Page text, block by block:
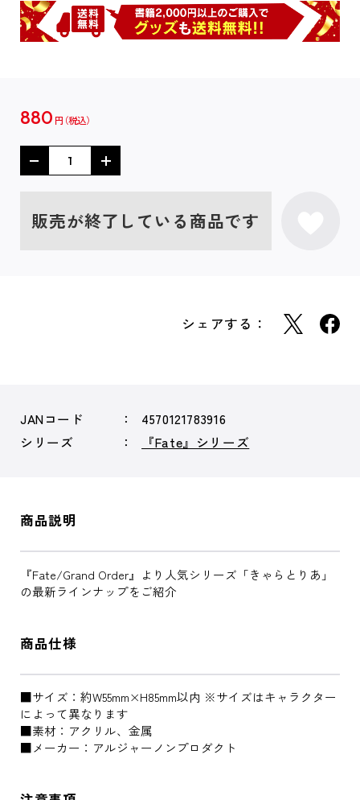
880 円
販売が終了している商品です
シェアする：
JANコード
4570121783916
シリーズ
『Fate』シリーズ
商品説明
『Fate/Grand Order』より人気シリーズ「きゃらとりあ」
の最新ラインナップをご紹介
商品仕様
■サイズ：約W55mm×H85mm以内 ※サイズはキャラクター
によって異なります
■素材：アクリル、金属
■メーカー：アルジャーノンプロダクト